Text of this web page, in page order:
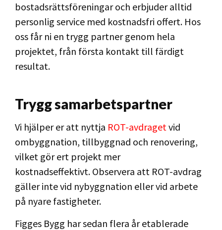
bostadsrättsföreningar och erbjuder alltid
personlig service med kostnadsfri offert. Hos
oss får ni en trygg partner genom hela
projektet, från första kontakt till färdigt
resultat.
Trygg samarbetspartner
Vi hjälper er att nyttja ROT-avdragetvid
ombyggnation, tillbyggnad och renovering,
vilket gör ert projekt mer
kostnadseffektivt. Observera att ROT-avdrag
gäller inte vid nybyggnation eller vid arbete
på nyare fastigheter.
Figges Bygg har sedan flera år etablerade